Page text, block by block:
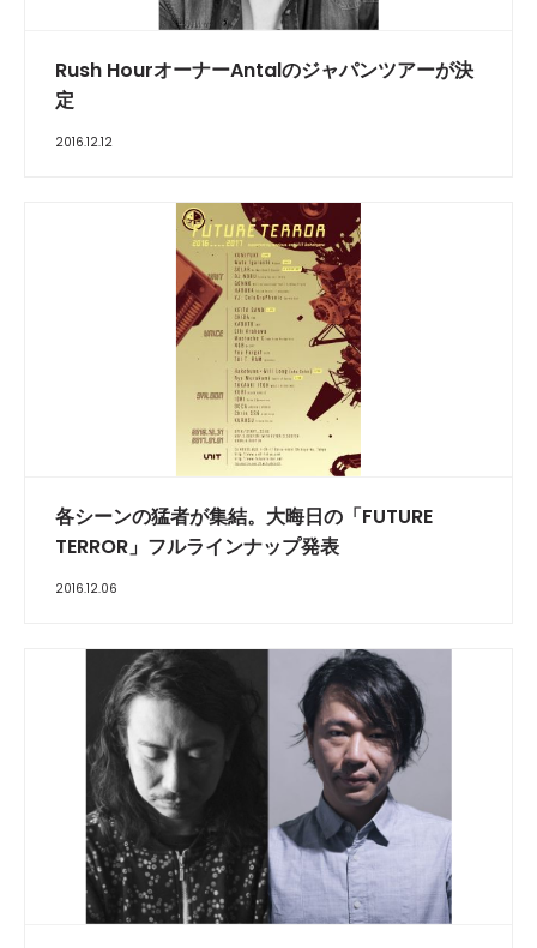
Rush HourオーナーAntalのジャパンツアーが決
定
2016.12.12
各シーンの猛者が集結。大晦日の「FUTURE
TERROR」フルラインナップ発表
2016.12.06